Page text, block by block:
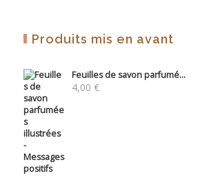
Produits mis en avant
Feuilles de savon parfumé...
4,00 €